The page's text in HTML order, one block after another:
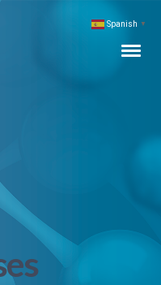
Spanish ▼